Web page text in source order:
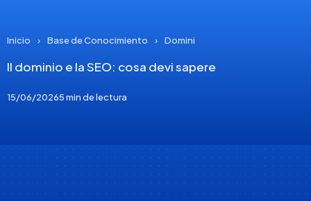
Inicio › Base de Conocimiento › Domini
Il dominio e la SEO: cosa devi sapere
15/06/20265 min de lectura